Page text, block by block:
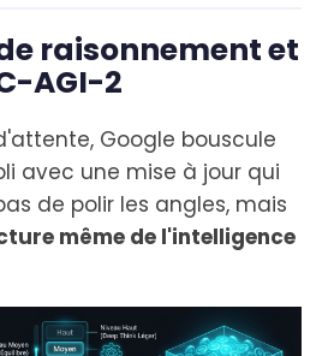
raisonnement et
AGI-2
Google bouscule
avec une mise à jour qui
de polir les angles, mais
même de l'intelligence